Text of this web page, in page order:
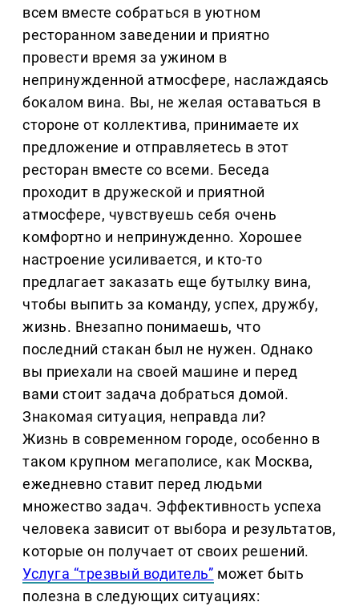
всем вместе собраться в уютном
ресторанном заведении и приятно
провести время за ужином в
непринужденной атмосфере, наслаждаясь
бокалом вина. Вы, не желая оставаться в
стороне от коллектива, принимаете их
предложение и отправляетесь в этот
ресторан вместе со всеми. Беседа
проходит в дружеской и приятной
атмосфере, чувствуешь себя очень
комфортно и непринужденно. Хорошее
настроение усиливается, и кто-то
предлагает заказать еще бутылку вина,
чтобы выпить за команду, успех, дружбу,
жизнь. Внезапно понимаешь, что
последний стакан был не нужен. Однако
вы приехали на своей машине и перед
вами стоит задача добраться домой.
Знакомая ситуация, неправда ли?
Жизнь в современном городе, особенно в
таком крупном мегаполисе, как Москва,
ежедневно ставит перед людьми
множество задач. Эффективность успеха
человека зависит от выбора и результатов,
которые он получает от своих решений.
Услуга “трезвый водитель” может быть
полезна в следующих ситуациях: